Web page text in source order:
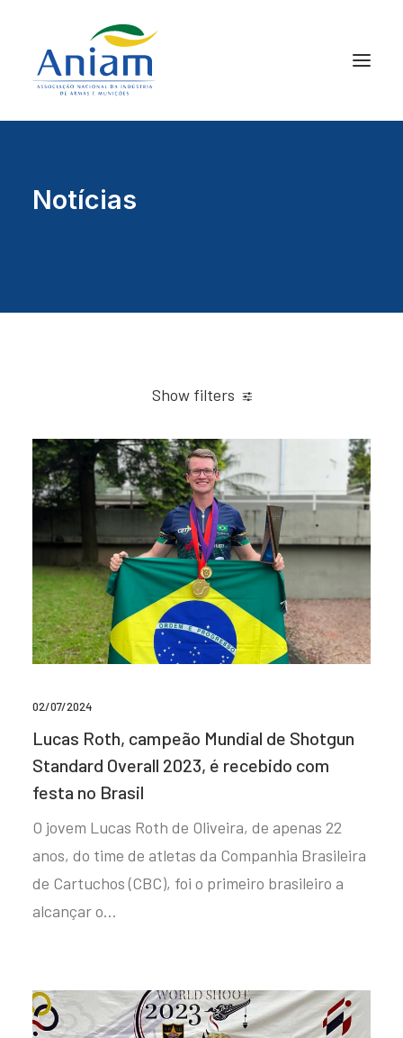
Notícias
Show filters
02/07/2024
Lucas Roth, campeão Mundial de Shotgun
Standard Overall 2023, é recebido com
festa no Brasil
O jovem Lucas Roth de Oliveira, de apenas 22
anos, do time de atletas da Companhia Brasileira
de Cartuchos (CBC), foi o primeiro brasileiro a
alcançar o…